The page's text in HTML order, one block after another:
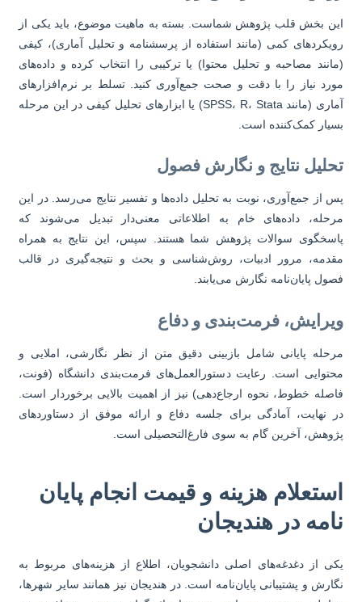
بخش قلب پژوهش شماست. بسته به ماهیت موضوع، باید یکی از
کمی (مانند استفاده از پرسشنامه و تحلیل آماری)، کیفی
مصاحبه و تحلیل محتوا) یا ترکیبی را انتخاب کرده و داده‌های
نیاز را با دقت و صحت جمع‌آوری کنید. تسلط بر نرم‌افزارهای
آماری (مانند SPSS، R، Stata) یا ابزارهای تحلیل کیفی در این مرحله
کمک‌کننده است.
نتایج و نگارش فصول
از جمع‌آوری، نوبت به تحلیل داده‌ها و تفسیر نتایج می‌رسد. در این
داده‌های خام به اطلاعاتی معنی‌دار تبدیل می‌شوند که
سوالات پژوهش شما هستند. سپس، این نتایج به همراه
مرور ادبیات، روش‌شناسی و بحث و نتیجه‌گیری در قالب
پایان‌نامه نگارش می‌یابند.
فرمت‌بندی و دفاع
پایانی شامل بازبینی دقیق متن از نظر نگارشی، املایی و
است. رعایت دستورالعمل‌های فرمت‌بندی دانشگاه (فونت،
خطوط، نحوه ارجاع‌دهی) نیز از اهمیت بالایی برخوردار است.
نهایت، آمادگی برای جلسه دفاع و ارائه موفق از دستاوردهای
آخرین گام به سوی فارغ‌التحصیلی است.
هزینه و قیمت انجام پایان
در هندیجان
از دغدغه‌های اصلی دانشجویان، اطلاع از هزینه‌های مربوط به
و پشتیبانی پایان‌نامه است. در هندیجان نیز همانند سایر شهرها،